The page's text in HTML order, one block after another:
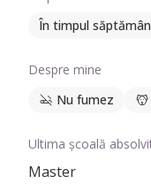
În timpul
Despre mine
Nu fumez
Ultima școală
Master